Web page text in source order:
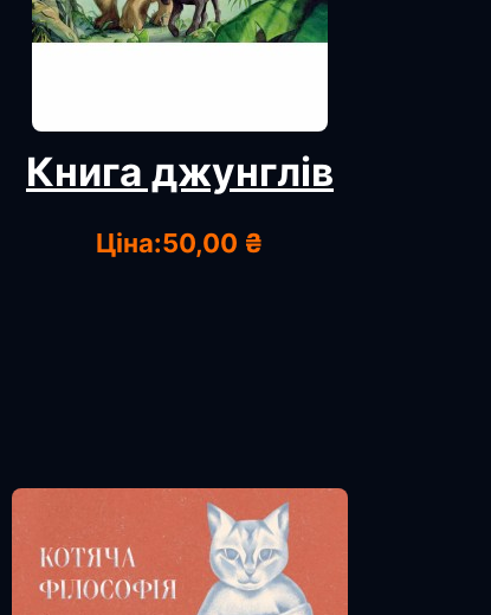
Книга джунглів
Ціна:50,00 ₴